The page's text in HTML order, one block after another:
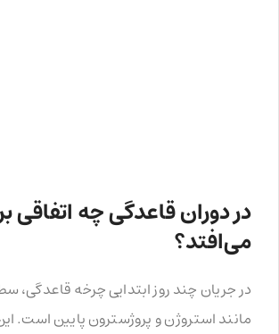
در دوران قاعدگی چه اتفاقی
می‌افتد؟
در جریان چند روز ابتدایی چرخه قاعدگی،
مانند استروژن و پروژسترون پایین است.